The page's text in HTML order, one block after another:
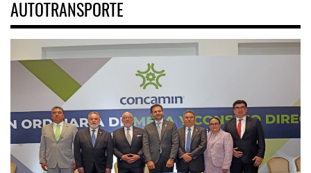
AUTOTRANSPORTE